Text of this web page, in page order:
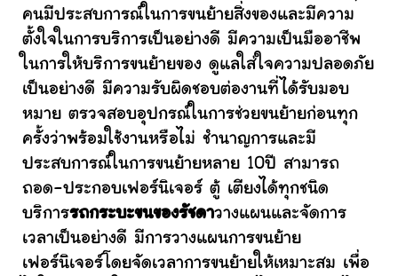
คนมีประสบการณ์ในการขนย้ายสิ่งของและมีความ
ตั้งใจในการบริการเป็นอย่างดี มีความเป็นมืออาชีพ
ในการให้บริการขนย้ายของ ดูแลใส่ใจความปลอดภัย
เป็นอย่างดี มีความรับผิดชอบต่องานที่ได้รับมอบ
หมาย ตรวจสอบอุปกรณ์ในการช่วยขนย้ายก่อนทุก
ครั้งว่าพร้อมใช้งานหรือไม่ ชำนาญการและมี
ประสบการณ์ในการขนย้ายหลาย 10ปี สามารถ
ถอด-ประกอบเฟอร์นิเจอร์ ตู้ เตียงได้ทุกชนิด
บริการรถกระบะขนของรัชดาวางแผนและจัดการ
เวลาเป็นอย่างดี มีการวางแผนการขนย้าย
เฟอร์นิเจอร์โดยจัดเวลาการขนย้ายให้เหมาะสม เพื่อ